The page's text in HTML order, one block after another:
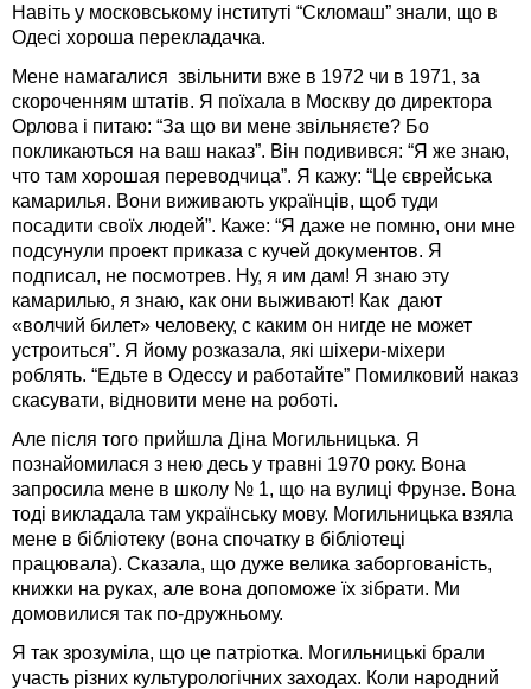
Навіть у московському інституті “Скломаш” знали, що в
Одесі хороша перекладачка.
Мене намагалися звільнити вже в 1972 чи в 1971, за
скороченням штатів. Я поїхала в Москву до директора
Орлова і питаю: “За що ви мене звільняєте? Бо
покликаються на ваш наказ”. Він подивився: “Я же знаю,
что там хорошая переводчица”. Я кажу: “Це єврейська
камарилья. Вони виживають українців, щоб туди
посадити своїх людей”. Каже: “Я даже не помню, они мне
подсунули проект приказа с кучей документов. Я
подписал, не посмотрев. Ну, я им дам! Я знаю эту
камарилью, я знаю, как они выживают! Как дают
«волчий билет» человеку, с каким он нигде не может
устроиться”. Я йому розказала, які шіхери-міхери
роблять. “Едьте в Одессу и работайте” Помилковий наказ
скасувати, відновити мене на роботі.
Але після того прийшла Діна Могильницька. Я
познайомилася з нею десь у травні 1970 року. Вона
запросила мене в школу № 1, що на вулиці Фрунзе. Вона
тоді викладала там українську мову. Могильницька взяла
мене в бібліотеку (вона спочатку в бібліотеці
працювала). Сказала, що дуже велика заборгованість,
книжки на руках, але вона допоможе їх зібрати. Ми
домовилися так по-дружньому.
Я так зрозуміла, що це патріотка. Могильницькі брали
участь різних культурологічних заходах. Коли народний